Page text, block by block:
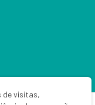
de visitas,